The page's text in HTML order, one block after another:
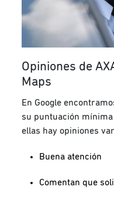
Opiniones de
Maps
En Google
su puntuación mínima
ellas hay opiniones
Buena atención
Comentan que